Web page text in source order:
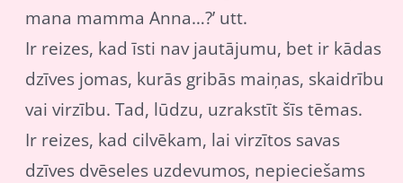
mana mamma Anna…?’ utt.
Ir reizes, kad īsti nav jautājumu, bet ir kādas
dzīves jomas, kurās gribās maiņas, skaidrību
vai virzību. Tad, lūdzu, uzrakstīt šīs tēmas.
Ir reizes, kad cilvēkam, lai virzītos savas
dzīves dvēseles uzdevumos, nepieciešams